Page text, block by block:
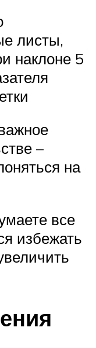
листы,
наклоне 5
–
на
все
избежать